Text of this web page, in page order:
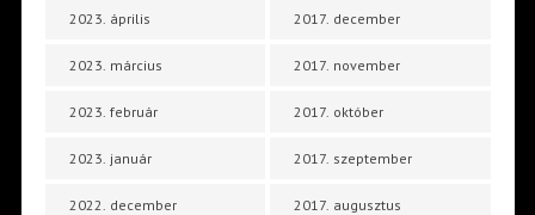
2023. április
2023. március
2023. február
2023. január
2022. december
2017. december
2017. november
2017. október
2017. szeptember
2017. augusztus